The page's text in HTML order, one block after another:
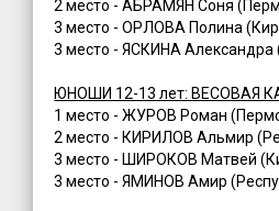
2 место - АБРАМЯН Соня
3 место - ОРЛОВА Полина
3 место - ЯСКИНА Александра
ЮНОШИ 12-13 лет: ВЕСОВАЯ
1 место - ЖУРОВ Роман
2 место - КИРИЛОВ Альмир
3 место - ШИРОКОВ Матвей
3 место - ЯМИНОВ Амир